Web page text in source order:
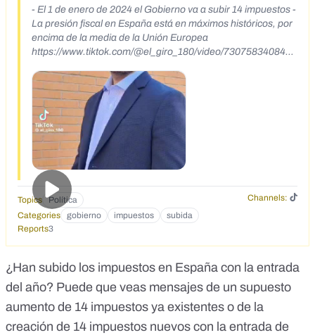
- El 1 de enero de 2024 el Gobierno va a subir 14 impuestos -
La presión fiscal en España está en máximos históricos, por
encima de la media de la Unión Europea
https://www.tiktok.com/@el_giro_180/video/7307583408413
Topics Política
Channels:
Categories
gobierno impuestos
subida
Reports3
¿Han subido los impuestos en España con la entrada
del año? Puede que veas mensajes de un supuesto
aumento de 14 impuestos ya existentes o de la
creación de 14 impuestos nuevos con la entrada de